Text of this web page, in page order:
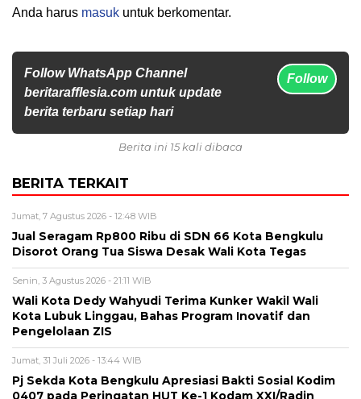
Anda harus masuk untuk berkomentar.
Follow WhatsApp Channel
beritarafflesia.com untuk update
berita terbaru setiap hari
Follow
Berita ini 15 kali dibaca
BERITA TERKAIT
Jumat, 7 Agustus 2026 - 12:48 WIB
Jual Seragam Rp800 Ribu di SDN 66 Kota Bengkulu
Disorot Orang Tua Siswa Desak Wali Kota Tegas
Senin, 3 Agustus 2026 - 21:11 WIB
Wali Kota Dedy Wahyudi Terima Kunker Wakil Wali
Kota Lubuk Linggau, Bahas Program Inovatif dan
Pengelolaan ZIS
Jumat, 31 Juli 2026 - 13:44 WIB
Pj Sekda Kota Bengkulu Apresiasi Bakti Sosial Kodim
0407 pada Peringatan HUT Ke-1 Kodam XXI/Radin